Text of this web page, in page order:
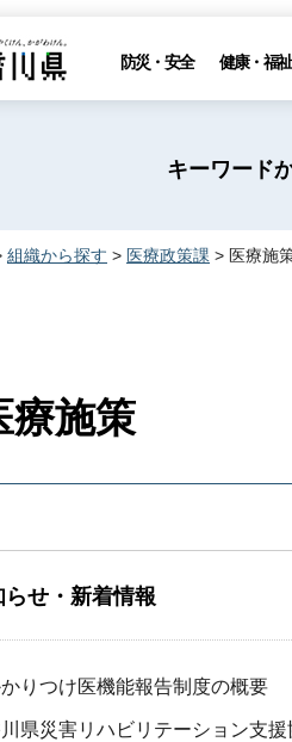
防災・安全 健康・福祉
キーワード
組織から探す > 医療政策課 > 医療施
療施策
らせ・新着情報
りつけ医機能報告制度の概要
県災害リハビリテーション支